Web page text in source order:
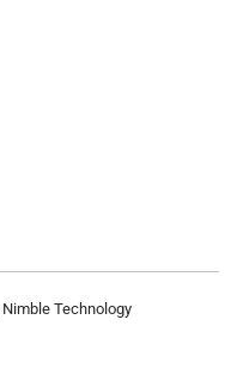
Nimble Technology